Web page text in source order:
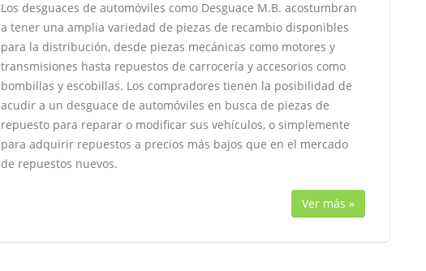
Los desguaces de automóviles como Desguace M.B. acostumbran
a tener una amplia variedad de piezas de recambio disponibles
para la distribución, desde piezas mecánicas como motores y
transmisiones hasta repuestos de carrocería y accesorios como
bombillas y escobillas. Los compradores tienen la posibilidad de
acudir a un desguace de automóviles en busca de piezas de
repuesto para reparar o modificar sus vehículos, o simplemente
para adquirir repuestos a precios más bajos que en el mercado
de repuestos nuevos.
Ver más »